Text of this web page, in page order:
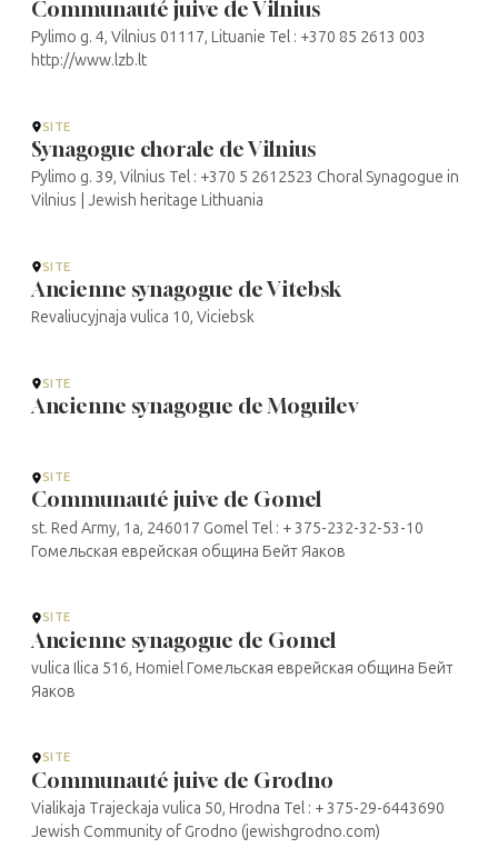
Communauté juive de Vilnius
Pylimo g. 4, Vilnius 01117, Lituanie Tel : +370 85 2613 003
http://www.lzb.lt
SITE
Synagogue chorale de Vilnius
Pylimo g. 39, Vilnius Tel : +370 5 2612523 Choral Synagogue in
Vilnius | Jewish heritage Lithuania
SITE
Ancienne synagogue de Vitebsk
Revaliucyjnaja vulica 10, Viciebsk
SITE
Ancienne synagogue de Moguilev
SITE
Communauté juive de Gomel
st. Red Army, 1a, 246017 Gomel Tel : + 375-232-32-53-10
Гомельская еврейская община Бейт Яаков
SITE
Ancienne synagogue de Gomel
vulica Ilica 516, Homiel Гомельская еврейская община Бейт
Яаков
SITE
Communauté juive de Grodno
Vialikaja Trajeckaja vulica 50, Hrodna Tel : + 375-29-6443690
Jewish Community of Grodno (jewishgrodno.com)